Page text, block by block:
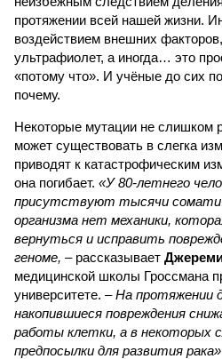
протяжении всей нашей жизни.
воздействием внешних
ультрафиолет, а иногда… это
«потому что». И учёные до сих
почему.
Некоторые мутации не слишком
может существовать в слегка
приводят к катастрофическим
она погибает. «У 80-летнего
присутствуют тысячи
организма нет механики,
вернуться и исправить
геноме, – рассказывает
медицинской школы Гроссмана
университете. – На протяжении
накопившиеся повреждения
работы клетки, а в некоторых
предпосылки для развития рака»